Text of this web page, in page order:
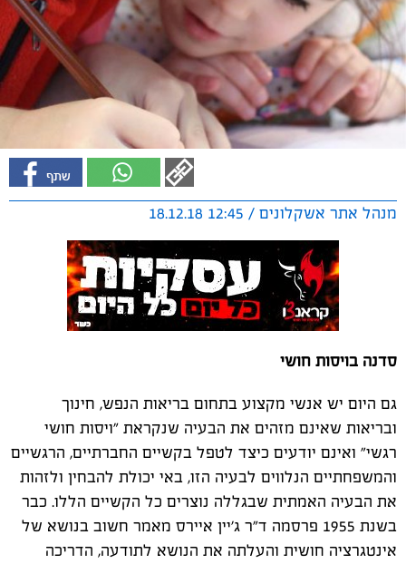
מנהל אתר אשקלונים / 12:45 18.12.18
סדנה בויסות חושי
גם היום יש אנשי מקצוע בתחום בריאות הנפש, חינוך
ובריאות שאינם מזהים את הבעיה שנקראת "ויסות חושי
רגשי" ואינם יודעים כיצד לטפל בקשיים החברתיים, הרגשיים
והמשפחתיים הנלווים לבעיה הזו, באי יכולת להבחין ולזהות
את הבעיה האמתית שבגללה נוצרים כל הקשיים הללו. כבר
בשנת 1955 פרסמה ד"ר ג'יין איירס מאמר חשוב בנושא של
אינטגרציה חושית והעלתה את הנושא לתודעה, הדריכה